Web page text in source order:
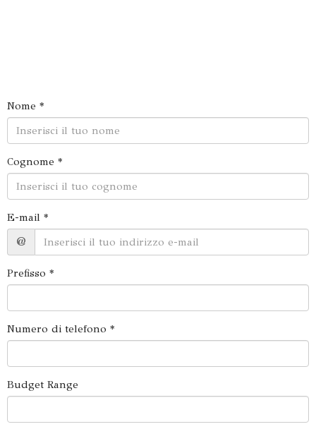
Nome *
Cognome *
E-mail *
@
Prefisso *
Numero di telefono *
Budget Range